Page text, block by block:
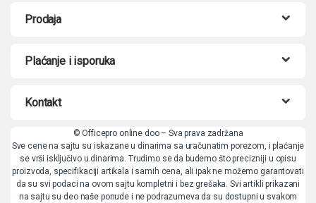
Prodaja
Plaćanje i isporuka
Kontakt
© Officepro online doo – Sva prava zadržana
Sve cene na sajtu su iskazane u dinarima sa uračunatim porezom, i plaćanje
se vrši isključivo u dinarima. Trudimo se da budemo što precizniji u opisu
proizvoda, specifikaciji artikala i samih cena, ali ipak ne možemo garantovati
da su svi podaci na ovom sajtu kompletni i bez grešaka. Svi artikli prikazani
na sajtu su deo naše ponude i ne podrazumeva da su dostupni u svakom